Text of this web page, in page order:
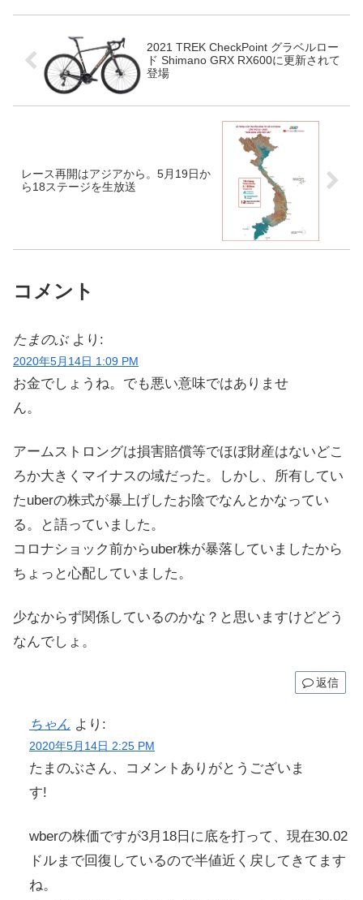
2021 TREK CheckPoint グラベルロー
ド Shimano GRX RX600に更新されて
登場
レース再開はアジアから。5月19日か
ら18ステージを生放送
コメント
たまのぶ より:
2020年5月14日 1:09 PM
お金でしょうね。でも悪い意味ではありませ
ん。
アームストロングは損害賠償等でほぼ財産はないどこ
ろか大きくマイナスの域だった。しかし、所有してい
たuberの株式が暴上げしたお陰でなんとかなってい
る。と語っていました。
コロナショック前からuber株が暴落していましたから
ちょっと心配していました。
少なからず関係しているのかな？と思いますけどどう
なんでしょ。
返信
ちゃん より:
2020年5月14日 2:25 PM
たまのぶさん、コメントありがとうございま
す!
wberの株価ですが3月18日に底を打って、現在30.02
ドルまで回復しているので半値近く戻してきてます
ね。